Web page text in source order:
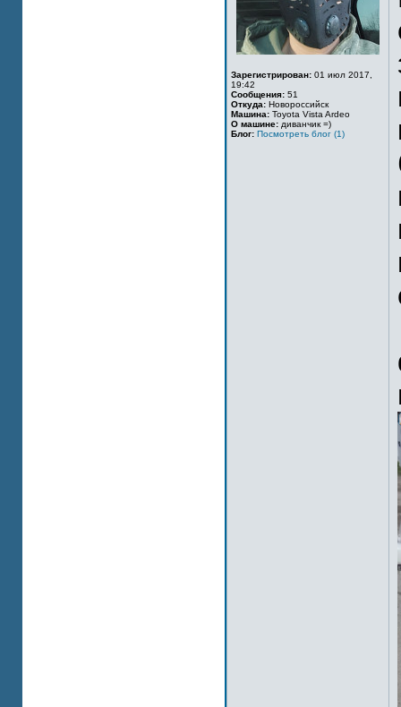
Зарегистрирован: 01 июл 2017,
19:42
Сообщения: 51
Откуда: Новороссийск
Машина: Toyota Vista Ardeo
О машине: диванчик =)
Блог: Посмотреть блог (1)